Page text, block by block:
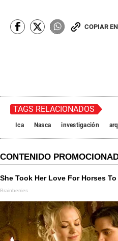
COPIAR
TAGS RELACIONADOS
Ica Nasca investigación